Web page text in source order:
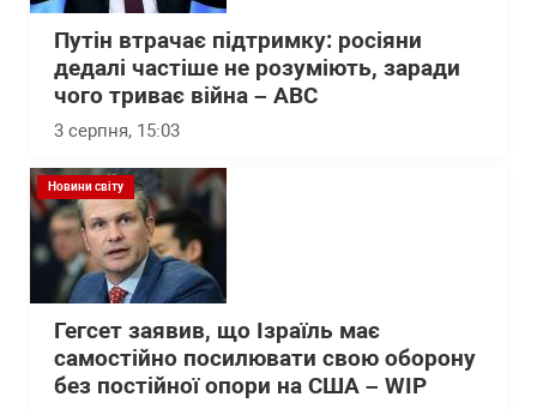
Путін втрачає підтримку: росіяни
дедалі частіше не розуміють, заради
чого триває війна – АВС
3 серпня, 15:03
Новини світу
Гегсет заявив, що Ізраїль має
самостійно посилювати свою оборону
без постійної опори на США – WІP